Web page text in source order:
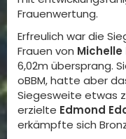
Frauenwertung.
Erfreulich war die
Frauen von Michelle
6,02m übersprang.
oBBM, hatte aber
Siegesweite etwas
erzielte Edmond
erkämpfte sich